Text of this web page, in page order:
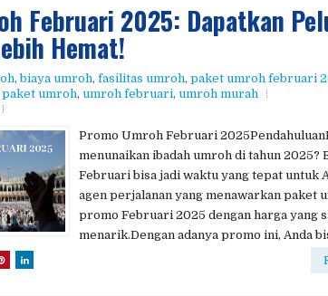
Februari 2025: Dapatkan
Hemat!
,biaya umroh, fasilitas umroh, paket umroh februari
umroh, umroh februari, umroh murah
Promo Umroh Februari
menunaikan ibadah umroh di tahun 2025?
Februari bisa jadi waktu yang tepat untuk
agen perjalanan yang menawarkan paket
promo Februari 2025 dengan harga yang
menarik.Dengan adanya promo ini, Anda